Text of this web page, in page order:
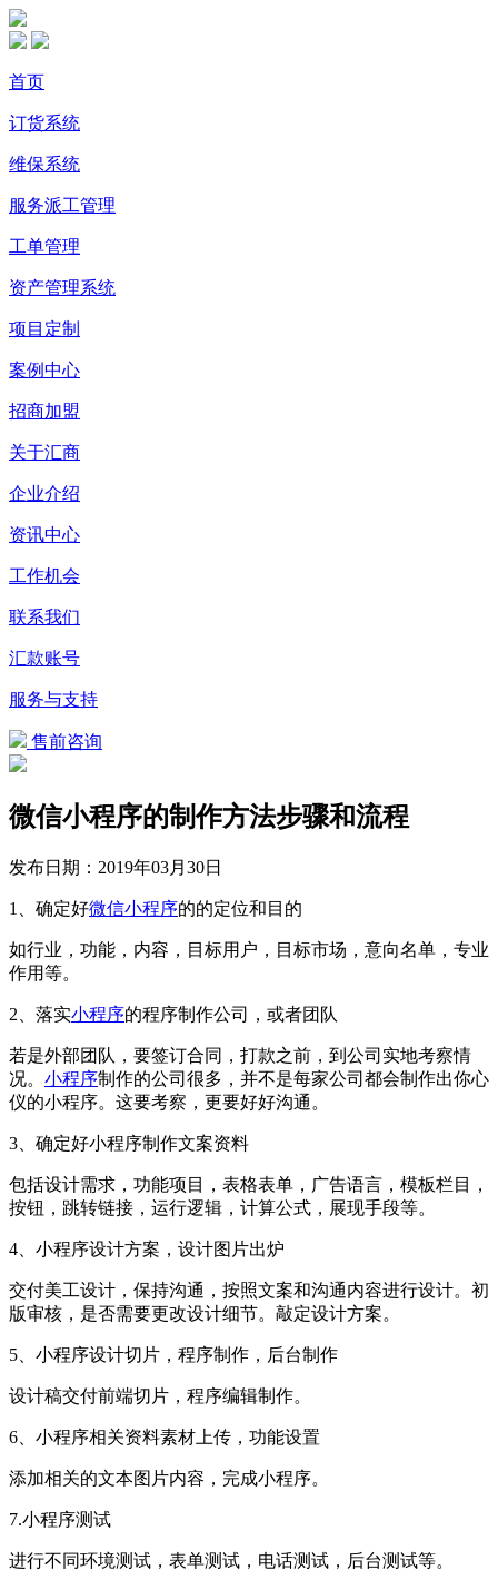
首页
订货系统
维保系统
服务派工管理
工单管理
资产管理系统
项目定制
案例中心
招商加盟
关于汇商
企业介绍
资讯中心
工作机会
联系我们
汇款账号
服务与支持
售前咨询
微信小程序的制作方法步骤和流程
发布日期： 2019年03月30日
1、确定好微信小程序的的定位和目的
如行业，功能，内容，目标用户，目标市场，意向名单，专业
作用等。
2、落实小程序的程序制作公司，或者团队
若是外部团队，要签订合同，打款之前，到公司实地考察情
况。 小程序制作的公司很多，并不是每家公司都会制作出你心
仪的小程序。这要考察，更要好好沟通。
3、确定好小程序制作文案资料
包括设计需求，功能项目，表格表单，广告语言，模板栏目，
按钮，跳转链接，运行逻辑，计算公式，展现手段等。
4、小程序设计方案，设计图片出炉
交付美工设计，保持沟通，按照文案和沟通内容进行设计。初
版审核，是否需要更改设计细节。敲定设计方案。
5、小程序设计切片，程序制作，后台制作
设计稿交付前端切片，程序编辑制作。
6、小程序相关资料素材上传，功能设置
添加相关的文本图片内容，完成小程序。
7.小程序测试
进行不同环境测试，表单测试，电话测试，后台测试等。